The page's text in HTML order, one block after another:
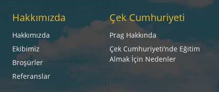
Hakkımızda
Hakkımızda
Ekibimiz
Broşürler
Referanslar
Çek Cumhuriyeti
Prag Hakkında
Çek Cumhuriyeti’nde Eğitim
Almak İçin Nedenler